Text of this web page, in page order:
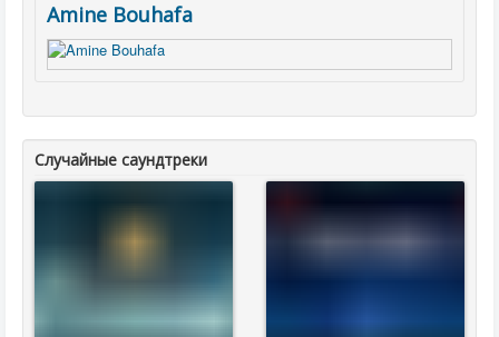
Amine Bouhafa
Случайные саундтреки